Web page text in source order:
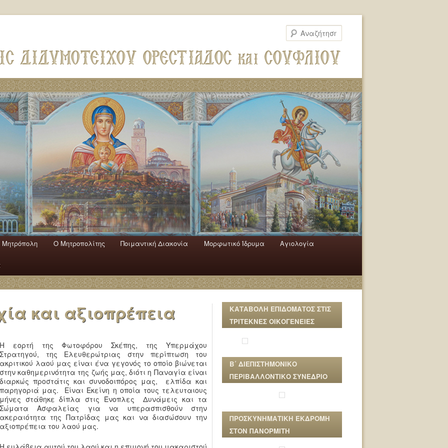
Mητρόπολη Ο Mητροπολίτης Ποιμαντική Διακονία Μορφωτικό Ίδρυμα Αγιολογία
και αξιοπρέπεια
Η εορτή της Φωτοφόρου Σκέπης, της Υπερμάχου
Στρατηγού, της Ελευθερώτριας στην περίπτωση του
ακριτικού λαού μας είναι ένα γεγονός το οποίο βιώνεται
στην καθημερινότητα της ζωής μας, διότι η Παναγία είναι
διαρκώς προστάτις και συνοδοιπόρος μας, ελπίδα και
παρηγοριά μας. Είναι Εκείνη η οποία τους τελευταιους
μήνες στάθηκε δίπλα στις Ένοπλες Δυνάμεις και τα
Σώματα Ασφαλείας για να υπερασπισθούν στην
ακεραιότητα της Πατρίδας μας και να διασώσουν την
αξιοπρέπεια του λαού μας.
ΚΑΤΑΒΟΛΗ ΕΠΙΔΟΜΑΤΟΣ ΣΤΙΣ
ΤΡΙΤΕΚΝΕΣ ΟΙΚΟΓΕΝΕΙΕΣ
Β΄ ΔΙΕΠΙΣΤΗΜΟΝΙΚΟ
ΠΕΡΙΒΑΛΛΟΝΤΙΚΟ ΣΥΝΕΔΡΙΟ
ΠΡΟΣΚΥΝΗΜΑΤΙΚΗ ΕΚΔΡΟΜΗ
ΣΤΟΝ ΠΑΝΟΡΜΙΤΗ